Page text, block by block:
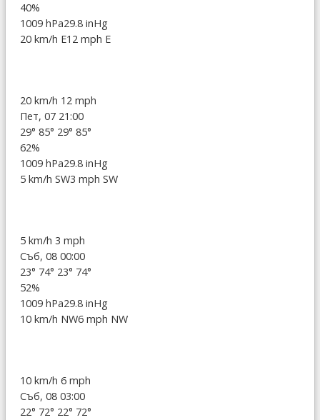
40%
1009 hPa29.8 inHg
20 km/h E12 mph E
20 km/h 12 mph
Пет, 07 21:00
29° 85° 29° 85°
62%
1009 hPa29.8 inHg
5 km/h SW3 mph SW
5 km/h 3 mph
Съб, 08 00:00
23° 74° 23° 74°
52%
1009 hPa29.8 inHg
10 km/h NW6 mph NW
10 km/h 6 mph
Съб, 08 03:00
22° 72° 22° 72°